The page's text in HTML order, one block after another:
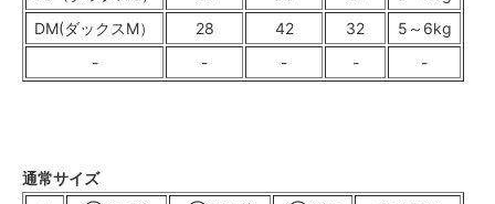
DM(ダックスM）
28 42 32
5～6kg
-
- - - -
通常サイズ